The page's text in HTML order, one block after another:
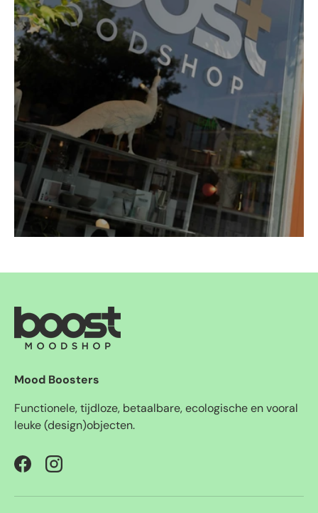
Mood Boosters
Functionele, tijdloze, betaalbare, ecologische en vooral
leuke (design)objecten.
FacebookInstagram